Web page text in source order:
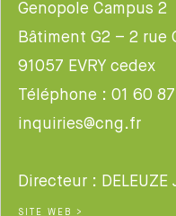
Genopole Campus 2
Bâtiment G2 – 2 rue
91057 EVRY cedex
Téléphone : 01 60
inquiries@cng.fr
Directeur : DELEUZE
SITE WEB >